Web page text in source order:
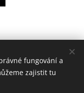
fungování a
zajistit tu